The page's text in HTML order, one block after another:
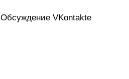
Обсуждение VKontakte